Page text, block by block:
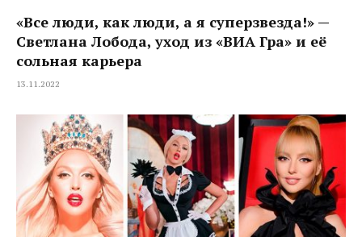
«Все люди, как люди, а я суперзвезда!» —
Светлана Лобода, уход из «ВИА Гра» и её
сольная карьера
13.11.2022